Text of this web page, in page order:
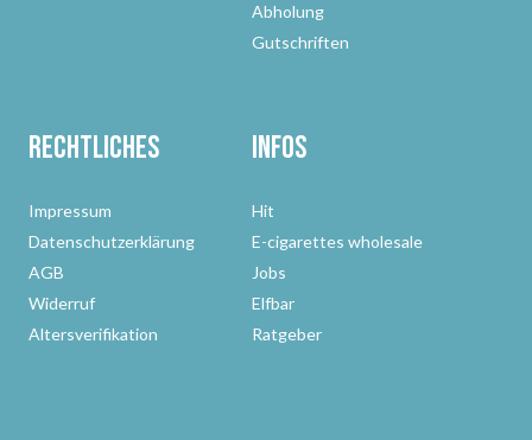
Abholung
Gutschriften
Rechtliches
Impressum
Datenschutzerklärung
AGB
Widerruf
Altersverifikation
Infos
Hit
E-cigarettes wholesale
Jobs
Elfbar
Ratgeber